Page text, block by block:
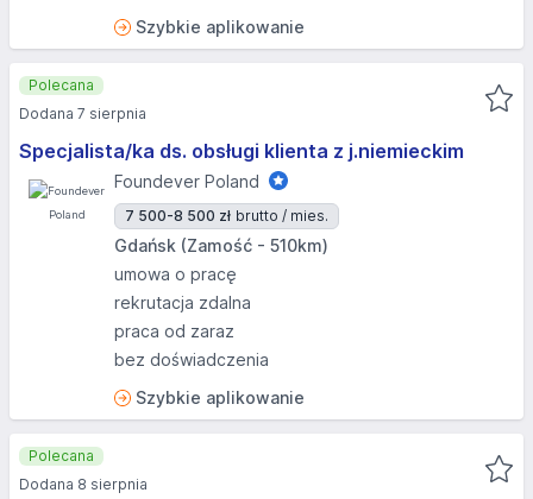
Szybkie aplikowanie
Specjalista/ka ds. obsługi klienta z j.niemieckim
Foundever Poland
7 500-8 500 zł brutto / mies.
Gdańsk (Zamość - 510km)
umowa o pracę
rekrutacja zdalna
praca od zaraz
bez doświadczenia
Szybkie aplikowanie
Polecana
Dodana 7 sierpnia
Polecana
Dodana 8 sierpnia